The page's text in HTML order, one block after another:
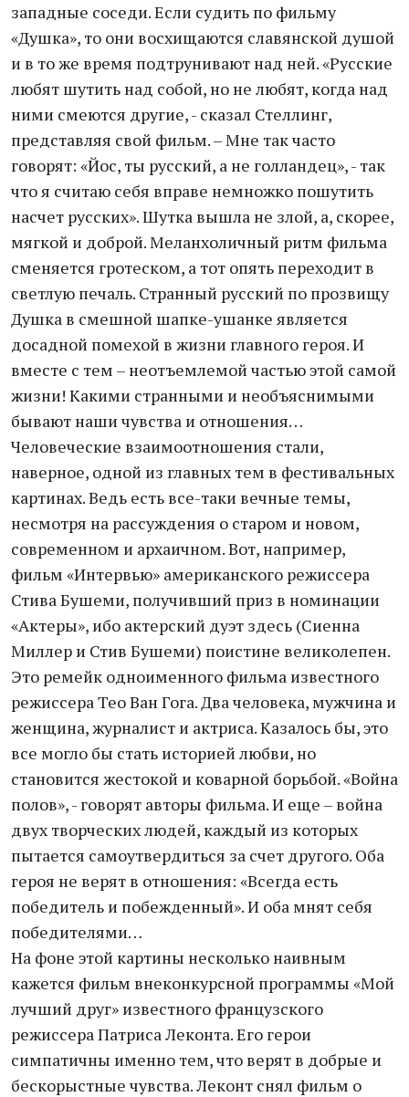
западные соседи. Если судить по фильму
«Душка», то они восхищаются славянской душой
и в то же время подтрунивают над ней. «Русские
любят шутить над собой, но не любят, когда над
ними смеются другие, - сказал Стеллинг,
представляя свой фильм. – Мне так часто
говорят: «Йос, ты русский, а не голландец», - так
что я считаю себя вправе немножко пошутить
насчет русских». Шутка вышла не злой, а, скорее,
мягкой и доброй. Меланхоличный ритм фильма
сменяется гротеском, а тот опять переходит в
светлую печаль. Странный русский по прозвищу
Душка в смешной шапке-ушанке является
досадной помехой в жизни главного героя. И
вместе с тем – неотъемлемой частью этой самой
жизни! Какими странными и необъяснимыми
бывают наши чувства и отношения…
Человеческие взаимоотношения стали,
наверное, одной из главных тем в фестивальных
картинах. Ведь есть все-таки вечные темы,
несмотря на рассуждения о старом и новом,
современном и архаичном. Вот, например,
фильм «Интервью» американского режиссера
Стива Бушеми, получивший приз в номинации
«Актеры», ибо актерский дуэт здесь (Сиенна
Миллер и Стив Бушеми) поистине великолепен.
Это ремейк одноименного фильма известного
режиссера Тео Ван Гога. Два человека, мужчина и
женщина, журналист и актриса. Казалось бы, это
все могло бы стать историей любви, но
становится жестокой и коварной борьбой. «Война
полов», - говорят авторы фильма. И еще – война
двух творческих людей, каждый из которых
пытается самоутвердиться за счет другого. Оба
героя не верят в отношения: «Всегда есть
победитель и побежденный». И оба мнят себя
победителями…
На фоне этой картины несколько наивным
кажется фильм внеконкурсной программы «Мой
лучший друг» известного французского
режиссера Патриса Леконта. Его герои
симпатичны именно тем, что верят в добрые и
бескорыстные чувства. Леконт снял фильм о